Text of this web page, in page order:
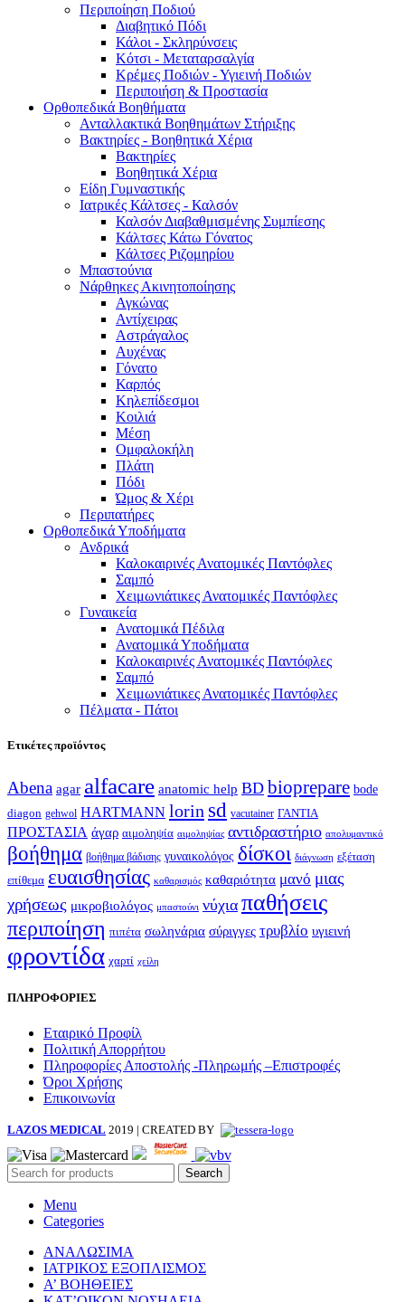
Περιποίηση Ποδιού
Διαβητικό Πόδι
Κάλοι - Σκληρύνσεις
Κότσι - Μεταταρσαλγία
Κρέμες Ποδιών - Υγιεινή Ποδιών
Περιποιήση & Προστασία
Ορθοπεδικά Βοηθήματα
Ανταλλακτικά Βοηθημάτων Στήριξης
Βακτηρίες - Βοηθητικά Χέρια
Βακτηρίες
Βοηθητικά Χέρια
Είδη Γυμναστικής
Ιατρικές Κάλτσες - Καλσόν
Καλσόν Διαβαθμισμένης Συμπίεσης
Κάλτσες Κάτω Γόνατος
Κάλτσες Ριζομηρίου
Μπαστούνια
Νάρθηκες Ακινητοποίησης
Αγκώνας
Αντίχειρας
Αστράγαλος
Αυχένας
Γόνατο
Καρπός
Κηλεπίδεσμοι
Κοιλιά
Μέση
Ομφαλοκήλη
Πλάτη
Πόδι
Ώμος & Χέρι
Περιπατήρες
Ορθοπεδικά Υποδήματα
Ανδρικά
Καλοκαιρινές Ανατομικές Παντόφλες
Σαμπό
Χειμωνιάτικες Ανατομικές Παντόφλες
Γυναικεία
Ανατομικά Πέδιλα
Ανατομικά Υποδήματα
Καλοκαιρινές Ανατομικές Παντόφλες
Σαμπό
Χειμωνιάτικες Ανατομικές Παντόφλες
Πέλματα - Πάτοι
Ετικέτες προϊόντος
Abena agar alfacare anatomic help BD bioprepare bode
diagon gehwol HARTMANN lorin sd vacutainer ΓΑΝΤΙΑ
ΠΡΟΣΤΑΣΙΑ άγαρ αιμοληψία αιμοληψίας αντιδραστήριο απολυμαντικό
βοήθημα βοήθημα βάδισης γυναικολόγος δίσκοι διάγνωση εξέταση
επίθεμα ευαισθησίας καθαρισμός καθαριότητα μανό μιας
χρήσεως μικροβιολόγος μπαστούνι νύχια παθήσεις
περιποίηση πιπέτα σωληνάρια σύριγγες τρυβλίο υγιεινή
φροντίδα χαρτί χείλη
ΠΛΗΡΟΦΟΡΙΕΣ
Εταιρικό Προφίλ
Πολιτική Απορρήτου
Πληροφορίες Αποστολής -Πληρωμής –Επιστροφές
Όροι Χρήσης
Επικοινωνία
LAZOS MEDICAL 2019 | CREATED BY
Search
Menu
Categories
ΑΝΑΛΩΣΙΜΑ
ΙΑΤΡΙΚΟΣ ΕΞΟΠΛΙΣΜΟΣ
Α’ ΒΟΗΘΕΙΕΣ